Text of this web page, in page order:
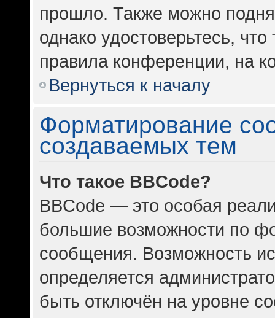
прошло. Также можно
однако удостоверьтесь,
правила конференции, на
Вернуться к началу
Форматирование
создаваемых тем
Что такое BBCode?
BBCode — это особая
большие возможности по
сообщения. Возможность
определяется
быть отключён на уровне